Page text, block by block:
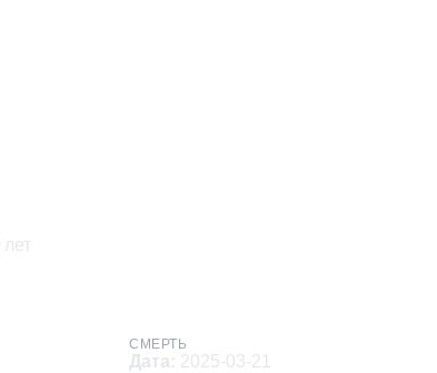
лет
СМЕРТЬ
Дата: 2025-03-21